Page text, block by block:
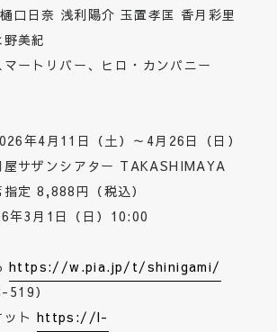
口日奈 浅利陽介 玉置孝匡 香月彩里
美紀
ートリバー、ヒロ・カンパニー
年4月11日（土）～4月26日（日）
屋サザンシアター TAKASHIMAYA
指定 8,888円（税込）
年3月1日（日）10:00
https://w.pia.jp/t/shinigami/
519）
ト https://l-